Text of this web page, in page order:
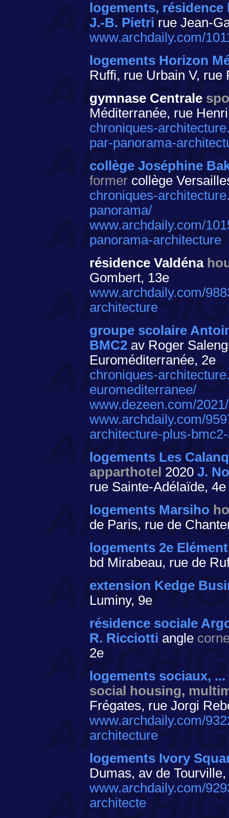
logements,
J.-B. Pietri rue Jean-
www.archdaily.com/
logements Horizon
Ruffi, rue Urbain V, rue
gymnase Centrale
Méditerranée, rue
chroniques-
par-panorama-
collège Joséphine
former collège
chroniques-
panorama/
www.archdaily.com/
panorama-architecture
résidence Valdéna
Gombert, 13e
www.archdaily.com/
architecture
groupe scolaire
BMC2 av Roger
Euroméditerranée, 2e
chroniques-
euromediterranee/
www.dezeen.com/
www.archdaily.com/
architecture-plus-
logements Les
apparthotel 2020 J.
rue Sainte-Adélaïde, 4e
logements Marsiho
de Paris, rue de
logements 2e Elément
bd Mirabeau, rue de
extension Kedge
Luminy, 9e
résidence sociale
R. Ricciotti angle
2e
logements sociaux,
social housing,
Frégates, rue Jorgi
www.archdaily.com/
architecture
logements Ivory
Dumas, av de
www.archdaily.com/
architecte